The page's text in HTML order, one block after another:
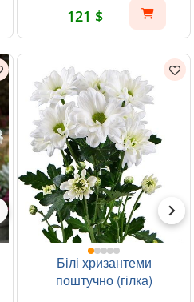
121 $
Білі хризантеми
поштучно (гілка)